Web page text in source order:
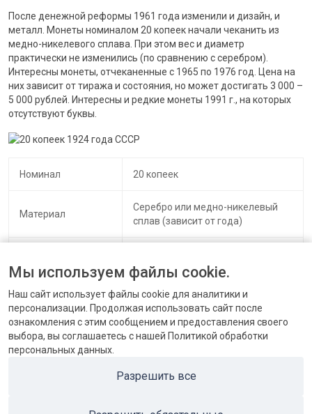
После денежной реформы 1961 года изменили и дизайн, и
металл. Монеты номиналом 20 копеек начали чеканить из
медно-никелевого сплава. При этом вес и диаметр
практически не изменились (по сравнению с серебром).
Интересны монеты, отчеканенные с 1965 по 1976 год. Цена на
них зависит от тиража и состояния, но может достигать 3 000 –
5 000 рублей. Интересны и редкие монеты 1991 г., на которых
отсутствуют буквы.
Номинал 20 копеек
Материал
Серебро или медно-никелевый
сплав (зависит от года)
нумизматическом
От 100 рублей.
Мы используем файлы cookie.
Наш сайт использует файлы cookie для аналитики и
персонализации. Продолжая использовать сайт после
ознакомления с этим сообщением и предоставления своего
выбора, вы соглашаетесь с нашей Политикой обработки
персональных данных.
Разрешить все